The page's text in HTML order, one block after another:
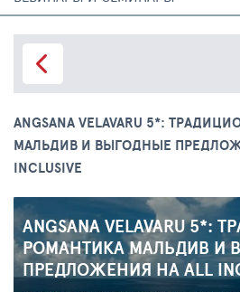
ANGSANA VELAVARU 5*:
МАЛЬДИВ И ВЫГОДНЫЕ
INCLUSIVE
ANGSANA VELAVARU 5*:
РОМАНТИКА МАЛЬДИВ И
ПРЕДЛОЖЕНИЯ НА ALL